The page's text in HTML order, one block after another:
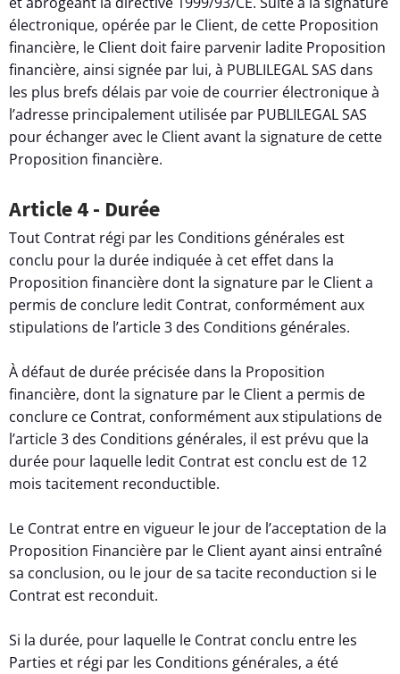
électronique, opérée par le Client, de cette Proposition
financière, le Client doit faire parvenir ladite Proposition
financière, ainsi signée par lui, à PUBLILEGAL SAS dans
les plus brefs délais par voie de courrier électronique à
l’adresse principalement utilisée par PUBLILEGAL SAS
pour échanger avec le Client avant la signature de cette
Proposition financière.
Article 4 - Durée
Tout Contrat régi par les Conditions générales est
conclu pour la durée indiquée à cet effet dans la
Proposition financière dont la signature par le Client a
permis de conclure ledit Contrat, conformément aux
stipulations de l’article 3 des Conditions générales.
À défaut de durée précisée dans la Proposition
financière, dont la signature par le Client a permis de
conclure ce Contrat, conformément aux stipulations de
l’article 3 des Conditions générales, il est prévu que la
durée pour laquelle ledit Contrat est conclu est de 12
mois tacitement reconductible.
Le Contrat entre en vigueur le jour de l’acceptation de la
Proposition Financière par le Client ayant ainsi entraîné
sa conclusion, ou le jour de sa tacite reconduction si le
Contrat est reconduit.
Si la durée, pour laquelle le Contrat conclu entre les
Parties et régi par les Conditions générales, a été